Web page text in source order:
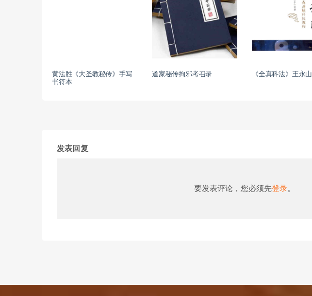
黄法胜《大圣教秘传》手写
书符本
道家秘传拘邪考召录 《全真科法》王永山
发表回复
要发表评论，您必须先登录。